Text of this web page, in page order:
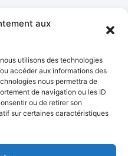
aux
utilisons des technologies
accéder aux informations des
nous permettra de
de navigation ou les ID
ou de retirer son
sur certaines caractéristiques
sur les
Reserved.